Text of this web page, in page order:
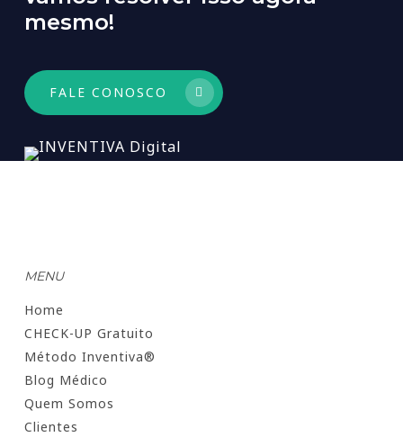
mesmo!
FALE CONOSCO
MENU
Home
CHECK-UP Gratuito
Método Inventiva®
Blog Médico
Quem Somos
Clientes